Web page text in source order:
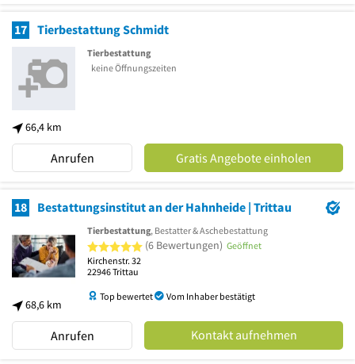
17 Tierbestattung Schmidt
66,4 km
Tierbestattung
keine Öffnungszeiten
Anrufen Gratis Angebote einholen
18 Bestattungsinstitut an der Hahnheide | Trittau
68,6 km
Tierbestattung, Bestatter & Aschebestattung
5 von 5 Sternen
(6 Bewertungen) Geöffnet
Kirchenstr. 32
22946Trittau
Top bewertet Vom Inhaber bestätigt
Anrufen Kontakt aufnehmen